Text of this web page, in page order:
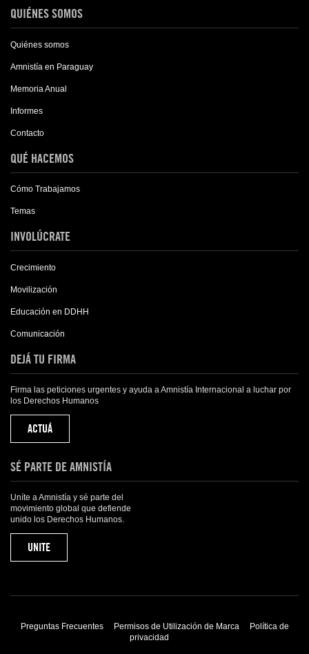
QUIÉNES SOMOS
Quiénes somos
Amnistía en Paraguay
Memoria Anual
Informes
Contacto
QUÉ HACEMOS
Cómo Trabajamos
Temas
INVOLÚCRATE
Crecimiento
Movilización
Educación en DDHH
Comunicación
DEJÁ TU FIRMA
Firma las peticiones urgentes y ayuda a Amnistía Internacional a luchar por
los Derechos Humanos
ACTUÁ
SÉ PARTE DE AMNISTÍA
Uníte a Amnistía y sé parte del
movimiento global que defiende
unido los Derechos Humanos.
UNITE
Preguntas Frecuentes Permisos de Utilización de Marca
Política de
privacidad